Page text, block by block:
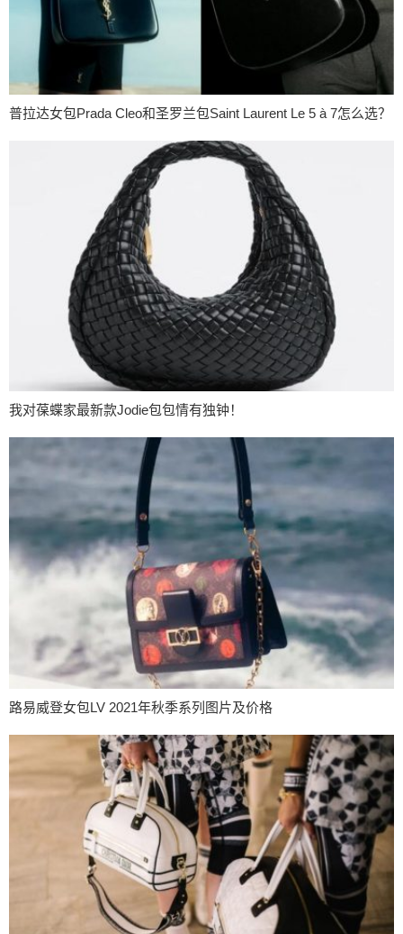
普拉达女包Prada Cleo和圣罗兰包Saint Laurent Le 5 à 7怎么选？
我对葆蝶家最新款Jodie包包情有独钟！
路易威登女包LV 2021年秋季系列图片及价格